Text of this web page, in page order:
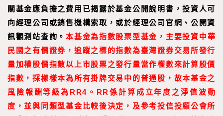
關基金應負擔之費用已揭露於基金公開說明書，投資人可
向經理公司或銷售機構索取，或於經理公司官網、公開資
訊觀測站查詢。本基金為指數股票型基金，主要投資中華
民國之有價證券，追蹤之標的指數為臺灣證券交易所發行
量加權股價指數以上市股票之發行量當作權數來計算股價
指數，採樣樣本為所有掛牌交易中的普通股，故本基金之
風險報酬等級為RR4。RR係計算成立年度之淨值波動
度，並與同類型基金比較後決定，及參考投信投顧公會所